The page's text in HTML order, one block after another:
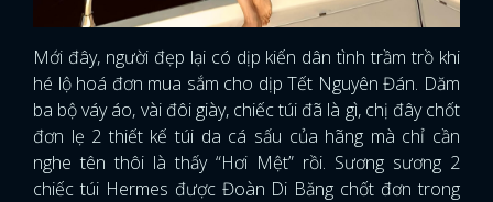
Mới đây, người đẹp lại có dịp kiến dân tình trầm trồ khi
hé lộ hoá đơn mua sắm cho dịp Tết Nguyên Đán. Dăm
ba bộ váy áo, vài đôi giày, chiếc túi đã là gì, chị đây chốt
đơn lẹ 2 thiết kế túi da cá sấu của hãng mà chỉ cần
nghe tên thôi là thấy “Hơi Mệt” rồi. Sương sương 2
chiếc túi Hermes được Đoàn Di Băng chốt đơn trong